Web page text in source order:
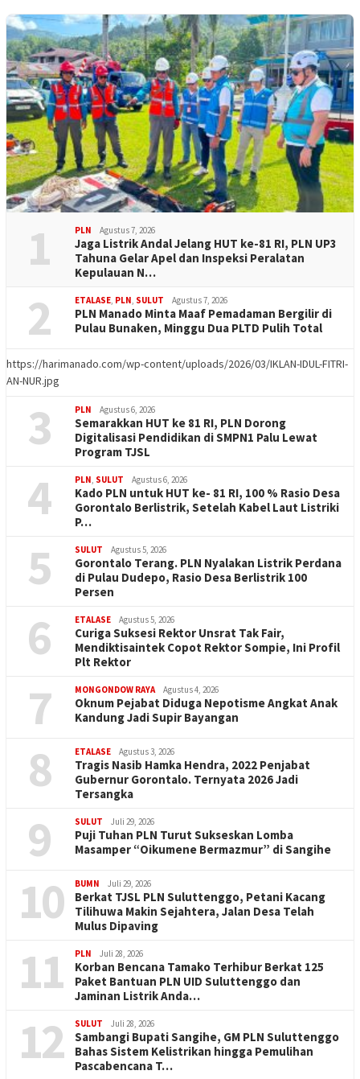
1 PLN Agustus 7, 2026
Jaga Listrik Andal Jelang HUT ke-81 RI, PLN UP3
Tahuna Gelar Apel dan Inspeksi Peralatan
Kepulauan N…
2 ETALASE, PLN, SULUT Agustus 7, 2026
PLN Manado Minta Maaf Pemadaman Bergilir di
Pulau Bunaken, Minggu Dua PLTD Pulih Total
https://harimanado.com/wp-content/uploads/2026/03/IKLAN-IDUL-FITRI-
AN-NUR.jpg
3 PLN Agustus 6, 2026
Semarakkan HUT ke 81 RI, PLN Dorong
Digitalisasi Pendidikan di SMPN1 Palu Lewat
Program TJSL
4 PLN, SULUT Agustus 6, 2026
Kado PLN untuk HUT ke- 81 RI, 100 % Rasio Desa
Gorontalo Berlistrik, Setelah Kabel Laut Listriki
P…
5 SULUT Agustus 5, 2026
Gorontalo Terang. PLN Nyalakan Listrik Perdana
di Pulau Dudepo, Rasio Desa Berlistrik 100
Persen
6 ETALASE Agustus 5, 2026
Curiga Suksesi Rektor Unsrat Tak Fair,
Mendiktisaintek Copot Rektor Sompie, Ini Profil
Plt Rektor
7 MONGONDOW RAYA Agustus 4, 2026
Oknum Pejabat Diduga Nepotisme Angkat Anak
Kandung Jadi Supir Bayangan
8 ETALASE Agustus 3, 2026
Tragis Nasib Hamka Hendra, 2022 Penjabat
Gubernur Gorontalo. Ternyata 2026 Jadi
Tersangka
9 SULUT Juli 29, 2026
Puji Tuhan PLN Turut Sukseskan Lomba
Masamper “Oikumene Bermazmur” di Sangihe
10 BUMN Juli 29, 2026
Berkat TJSL PLN Suluttenggo, Petani Kacang
Tilihuwa Makin Sejahtera, Jalan Desa Telah
Mulus Dipaving
11 PLN Juli 28, 2026
Korban Bencana Tamako Terhibur Berkat 125
Paket Bantuan PLN UID Suluttenggo dan
Jaminan Listrik Anda…
12 SULUT Juli 28, 2026
Sambangi Bupati Sangihe, GM PLN Suluttenggo
Bahas Sistem Kelistrikan hingga Pemulihan
Pascabencana T…